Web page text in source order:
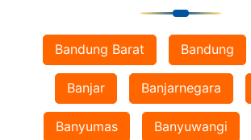
Bandung Barat Bandung
Banjar Banjarnegara
Banyumas Banyuwangi